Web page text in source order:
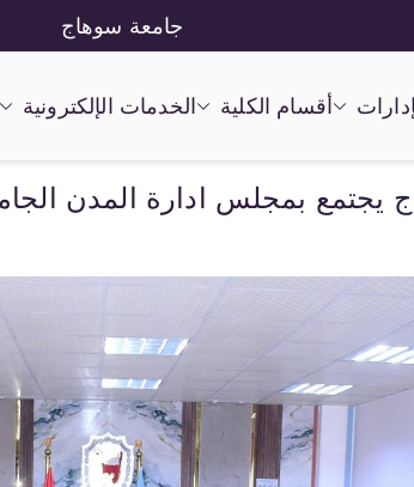
جامعة سوهاج
أقسام الكلية الخدمات الإلكترونية
بمجلس ادارة المدن